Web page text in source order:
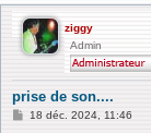
ziggy
Admin
prise de son....
M
18 déc. 2024, 11:46